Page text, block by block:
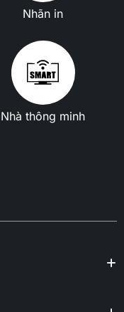
Nhãn in
Nhà thông minh